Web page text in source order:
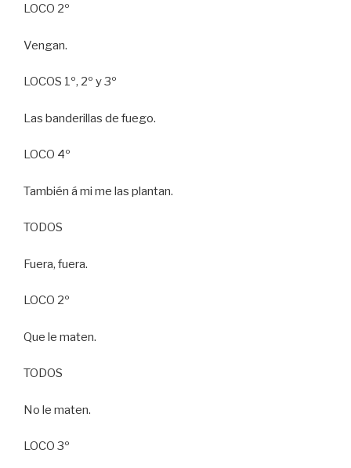
LOCO 2º
Vengan.
LOCOS 1º, 2º y 3º
Las banderillas de fuego.
LOCO 4º
También á mi me las plantan.
TODOS
Fuera, fuera.
LOCO 2º
Que le maten.
TODOS
No le maten.
LOCO 3º